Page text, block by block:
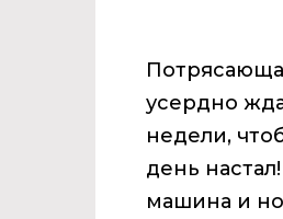
усердно
недели,
день
машина и